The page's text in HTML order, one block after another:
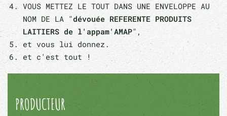
VOUS METTEZ LE TOUT DANS UNE ENVELOPPE AU
NOM DE LA "dévouée REFERENTE PRODUITS
LAITIERS de l'appam'AMAP",
et vous lui donnez.
et c'est tout !
PRODUCTEUR